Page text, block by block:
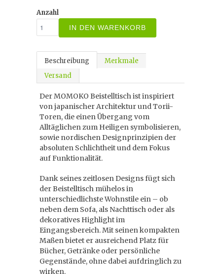
Anzahl
IN DEN WARENKORB
Beschreibung
Merkmale
Versand
Der MOMOKO Beistelltisch ist inspiriert
von japanischer Architektur und Torii-
Toren, die einen Übergang vom
Alltäglichen zum Heiligen symbolisieren,
sowie nordischen Designprinzipien der
absoluten Schlichtheit und dem Fokus
auf Funktionalität.
Dank seines zeitlosen Designs fügt sich
der Beistelltisch mühelos in
unterschiedlichste Wohnstile ein – ob
neben dem Sofa, als Nachttisch oder als
dekoratives Highlight im
Eingangsbereich. Mit seinen kompakten
Maßen bietet er ausreichend Platz für
Bücher, Getränke oder persönliche
Gegenstände, ohne dabei aufdringlich zu
wirken.